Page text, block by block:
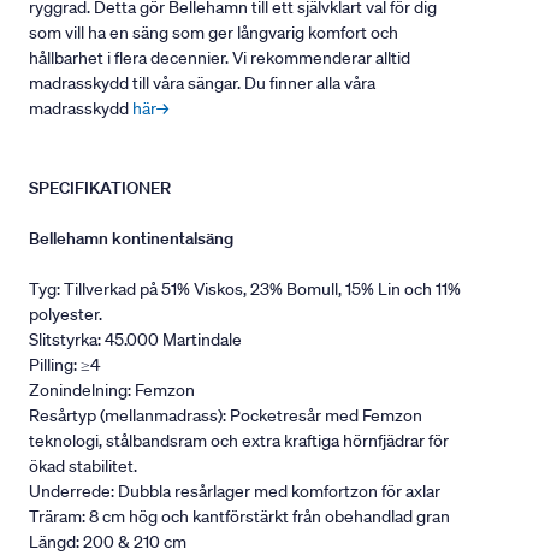
ryggrad. Detta gör Bellehamn till ett självklart val för dig
som vill ha en säng som ger långvarig komfort och
hållbarhet i flera decennier. Vi rekommenderar alltid
madrasskydd till våra sängar. Du finner alla våra
madrasskydd här→
SPECIFIKATIONER
Bellehamn kontinentalsäng
Tyg: Tillverkad på 51% Viskos, 23% Bomull, 15% Lin och 11%
polyester.
Slitstyrka: 45.000 Martindale
Pilling: ≥4
Zonindelning: Femzon
Resårtyp (mellanmadrass): Pocketresår med Femzon
teknologi, stålbandsram och extra kraftiga hörnfjädrar för
ökad stabilitet.
Underrede: Dubbla resårlager med komfortzon för axlar
Träram: 8 cm hög och kantförstärkt från obehandlad gran
Längd: 200 & 210 cm